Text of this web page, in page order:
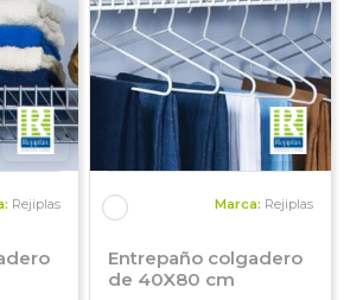
Rejiplas Marca: Rejiplas
Entrepaño colgadero
de 40X80 cm